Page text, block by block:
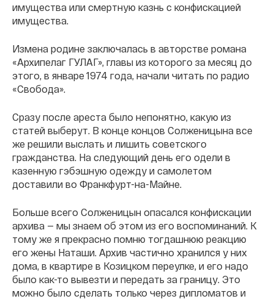
имущества или смертную казнь с конфискацией
имущества.
Измена родине заключалась в авторстве романа
«Архипелаг ГУЛАГ», главы из которого за месяц до
этого, в январе 1974 года, начали читать по радио
«Свобода».
Сразу после ареста было непонятно, какую из
статей выберут. В конце концов Солженицына все
же решили выслать и лишить советского
гражданства. На следующий день его одели в
казенную гэбэшную одежду и самолетом
доставили во Франкфурт-на-Майне.
Больше всего Солженицын опасался конфискации
архива — мы знаем об этом из его воспоминаний. К
тому же я прекрасно помню тогдашнюю реакцию
его жены Наташи. Архив частично хранился у них
дома, в квартире в Козицком переулке, и его надо
было как-то вывезти и передать за границу. Это
можно было сделать только через дипломатов и